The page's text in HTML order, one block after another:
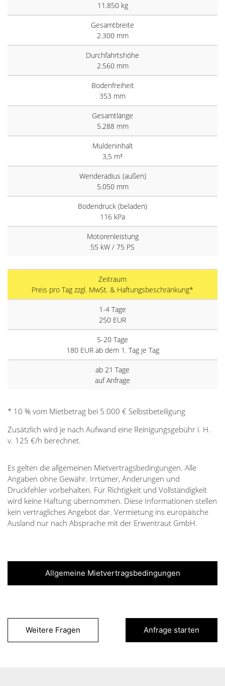
11.850 kg
Gesamtbreite
2.300 mm
Durchfahrtshöhe
2.560 mm
Bodenfreiheit
353 mm
Gesamtlänge
5.288 mm
Muldeninhalt
3,5 m³
Wenderadius (außen)
5.050 mm
Bodendruck (beladen)
116 kPa
Motorenleistung
55 kW / 75 PS
Zeitraum
Preis pro Tag zzgl. MwSt. & Haftungsbeschränkung*
1-4 Tage
250 EUR
5-20 Tage
180 EUR ab dem 1. Tag je Tag
ab 21 Tage
auf Anfrage
* 10 % vom Mietbetrag bei 5.000 € Selbstbeteiligung
Zusätzlich wird je nach Aufwand eine Reinigungsgebühr i. H.
v. 125 €/h berechnet.
Es gelten die allgemeinen Mietvertragsbedingungen. Alle
Angaben ohne Gewähr. Irrtümer, Änderungen und
Druckfehler vorbehalten. Für Richtigkeit und Vollständigkeit
wird keine Haftung übernommen. Diese Informationen stellen
kein vertragliches Angebot dar. Vermietung ins europäische
Ausland nur nach Absprache mit der Erwentraut GmbH.
Allgemeine Mietvertragsbedingungen
Weitere Fragen Anfrage starten